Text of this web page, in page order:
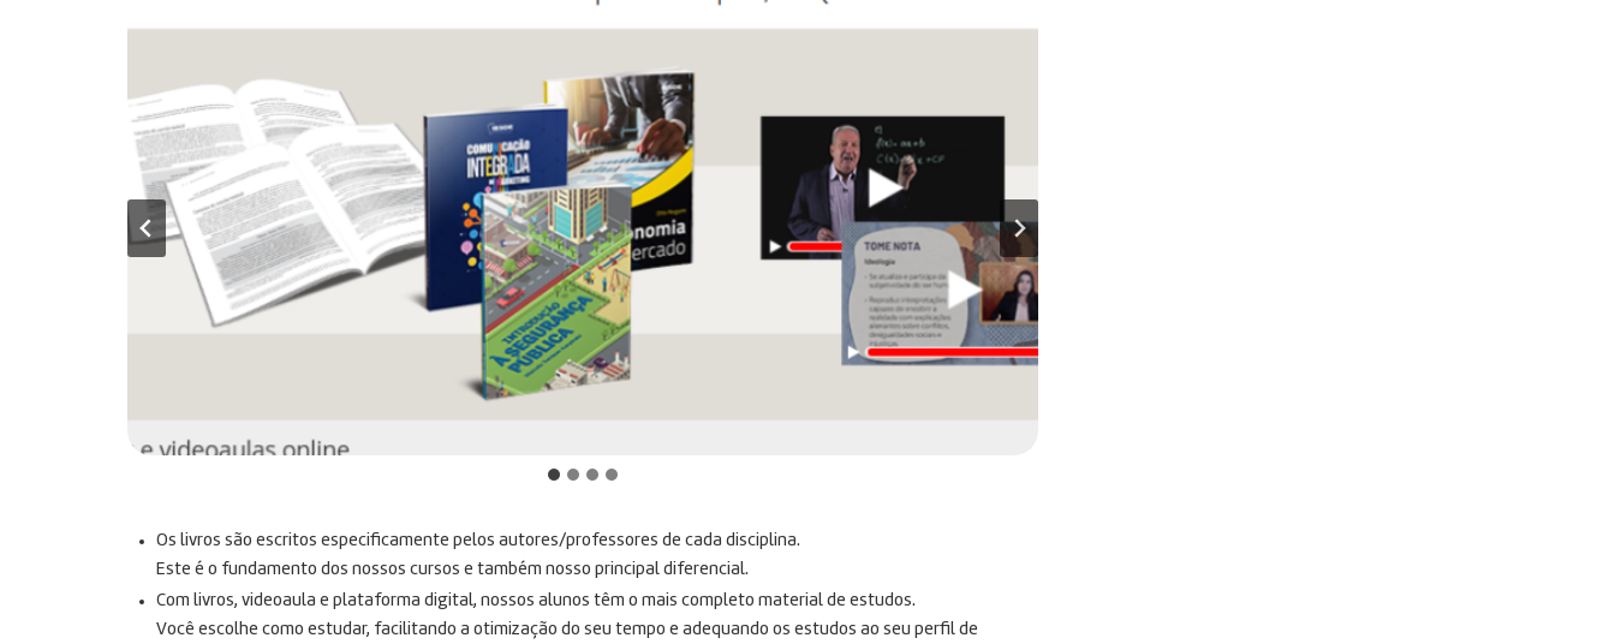
Os livros são escritos especificamente pelos autores/professores de cada disciplina.
Este é o fundamento dos nossos cursos e também nosso principal diferencial.
Com livros, videoaula e plataforma digital, nossos alunos têm o mais completo material de estudos.
Você escolhe como estudar, facilitando a otimização do seu tempo e adequando os estudos ao seu perfil de